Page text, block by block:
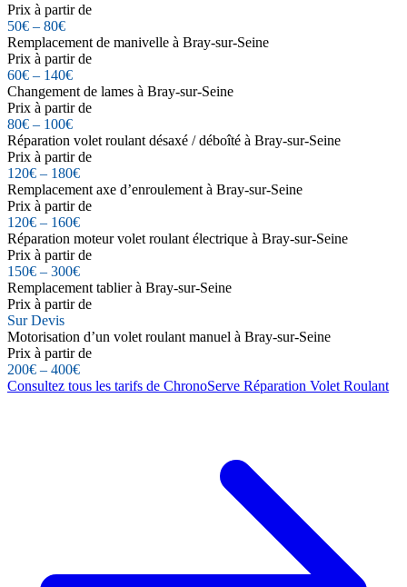
Prix à partir de
50€ – 80€
Remplacement de manivelle à Bray-sur-Seine
Prix à partir de
60€ – 140€
Changement de lames à Bray-sur-Seine
Prix à partir de
80€ – 100€
Réparation volet roulant désaxé / déboîté à Bray-sur-Seine
Prix à partir de
120€ – 180€
Remplacement axe d’enroulement à Bray-sur-Seine
Prix à partir de
120€ – 160€
Réparation moteur volet roulant électrique à Bray-sur-Seine
Prix à partir de
150€ – 300€
Remplacement tablier à Bray-sur-Seine
Prix à partir de
Sur Devis
Motorisation d’un volet roulant manuel à Bray-sur-Seine
Prix à partir de
200€ – 400€
Consultez tous les tarifs de ChronoServe Réparation Volet Roulant